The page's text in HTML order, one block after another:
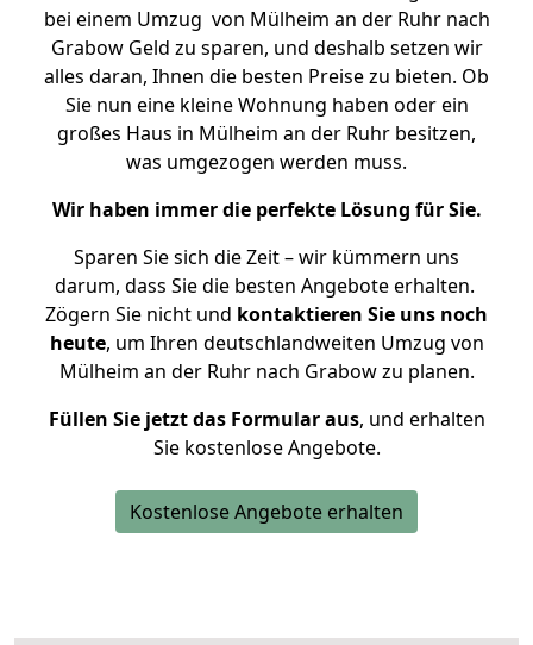
bei einem Umzug von Mülheim an der Ruhr nach
Grabow Geld zu sparen, und deshalb setzen wir
alles daran, Ihnen die besten Preise zu bieten. Ob
Sie nun eine kleine Wohnung haben oder ein
großes Haus in Mülheim an der Ruhr besitzen,
was umgezogen werden muss.
Wir haben immer die perfekte Lösung für Sie.
Sparen Sie sich die Zeit – wir kümmern uns
darum, dass Sie die besten Angebote erhalten.
Zögern Sie nicht und kontaktieren Sie uns noch
heute, um Ihren deutschlandweiten Umzug von
Mülheim an der Ruhr nach Grabow zu planen.
Füllen Sie jetzt das Formular aus, und erhalten
Sie kostenlose Angebote.
Kostenlose Angebote erhalten